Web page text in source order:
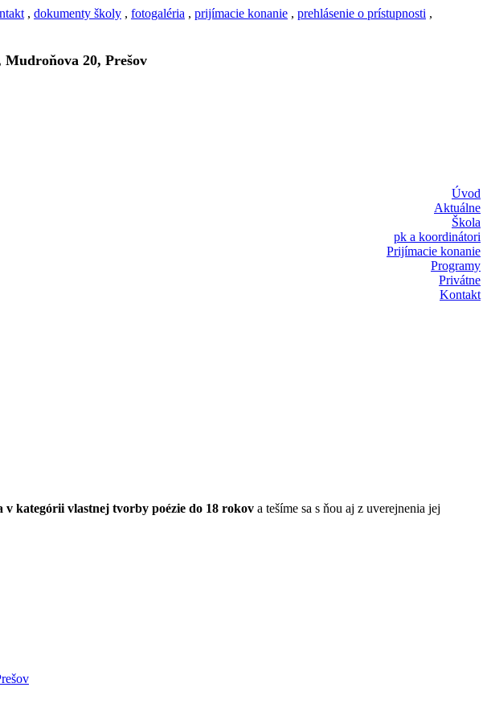
, dokumenty školy , fotogaléria , prijímacie konanie , prehlásenie o prístupnosti ,
20, Prešov
Úvod
Aktuálne
Škola
pk a koordinátori
Prijímacie konanie
Programy
Privátne
Kontakt
kategórii vlastnej tvorby poézie do 18 rokov a tešíme sa s ňou aj z uverejnenia jej